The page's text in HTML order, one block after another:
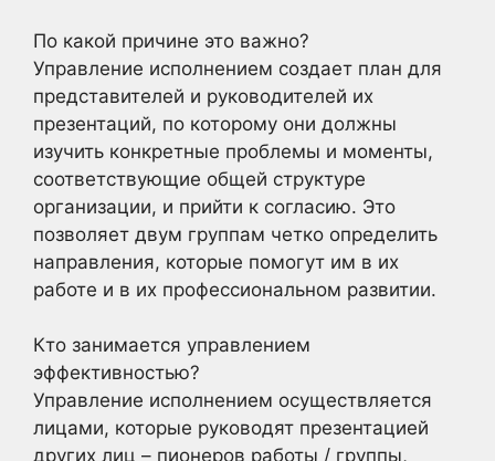
По какой причине это важно?
Управление исполнением создает план для
представителей и руководителей их
презентаций, по которому они должны
изучить конкретные проблемы и моменты,
соответствующие общей структуре
организации, и прийти к согласию. Это
позволяет двум группам четко определить
направления, которые помогут им в их
работе и в их профессиональном развитии.
Кто занимается управлением
эффективностью?
Управление исполнением осуществляется
лицами, которые руководят презентацией
других лиц – пионеров работы / группы,